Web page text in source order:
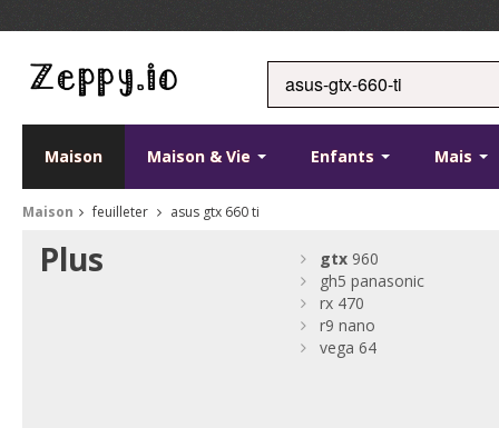
Maison Maison & Vie Enfants Mais
Maison feuilleter asus gtx 660 ti
Plus gtx 960
gh5 panasonic
rx 470
r9 nano
vega 64